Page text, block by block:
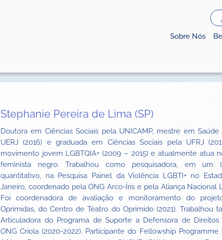
Sobre Nós
Stephanie Pereira de Lima (SP)
Doutora em Ciências Sociais pela UNICAMP, mestre em
UERJ (2016) e graduada em Ciências Sociais pela UFRJ
movimento jovem LGBTQIA+ (2009 – 2015) e atualmente atua
feminista negro. Trabalhou como pesquisadora, em um
quantitativo, na Pesquisa Painel da Violência LGBTI+ no
Janeiro, coordenado pela ONG Arco-Íris e pela Aliança Nacional
Foi coordenadora de avaliação e monitoramento do
Oprimidas, do Centro de Teatro do Oprimido (2021). Trabalhou
Articuladora do Programa de Suporte a Defensora de Direitos
ONG Criola (2020-2022). Participante do Fellowship